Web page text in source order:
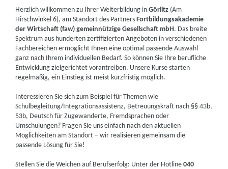
Herzlich willkommen zu Ihrer Weiterbildung inGörlitz (Am
Hirschwinkel 6), am Standort des PartnersFortbildungsakademie
der Wirtschaft (faw) gemeinnützige Gesellschaft mbH. Das breite
Spektrum aus hunderten zertifizierten Angeboten in verschiedenen
Fachbereichen ermöglicht Ihnen eine optimal passende Auswahl
ganz nach Ihrem individuellen Bedarf. So können Sie Ihre berufliche
Entwicklung zielgerichtet vorantreiben. Unsere Kurse starten
regelmäßig, ein Einstieg ist meist kurzfristig möglich.
Interessieren Sie sich zum Beispiel für Themen wie
Schulbegleitung/Integrationsassistenz, Betreuungskraft nach §§ 43b,
53b, Deutsch für Zugewanderte, Fremdsprachen oder
Umschulungen? Fragen Sie uns einfach nach den aktuellen
Möglichkeiten am Standort – wir realisieren gemeinsam die
passende Lösung für Sie!
Stellen Sie die Weichen auf Berufserfolg: Unter der Hotline040